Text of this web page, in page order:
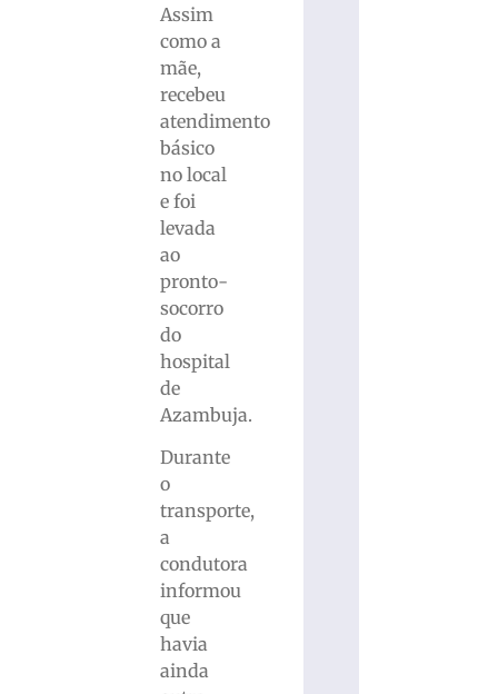
Assim
como a
mãe,
recebeu
atendimento
básico
no local
e foi
levada
ao
pronto-
socorro
do
hospital
de
Azambuja.
Durante
o
transporte,
a
condutora
informou
que
havia
ainda